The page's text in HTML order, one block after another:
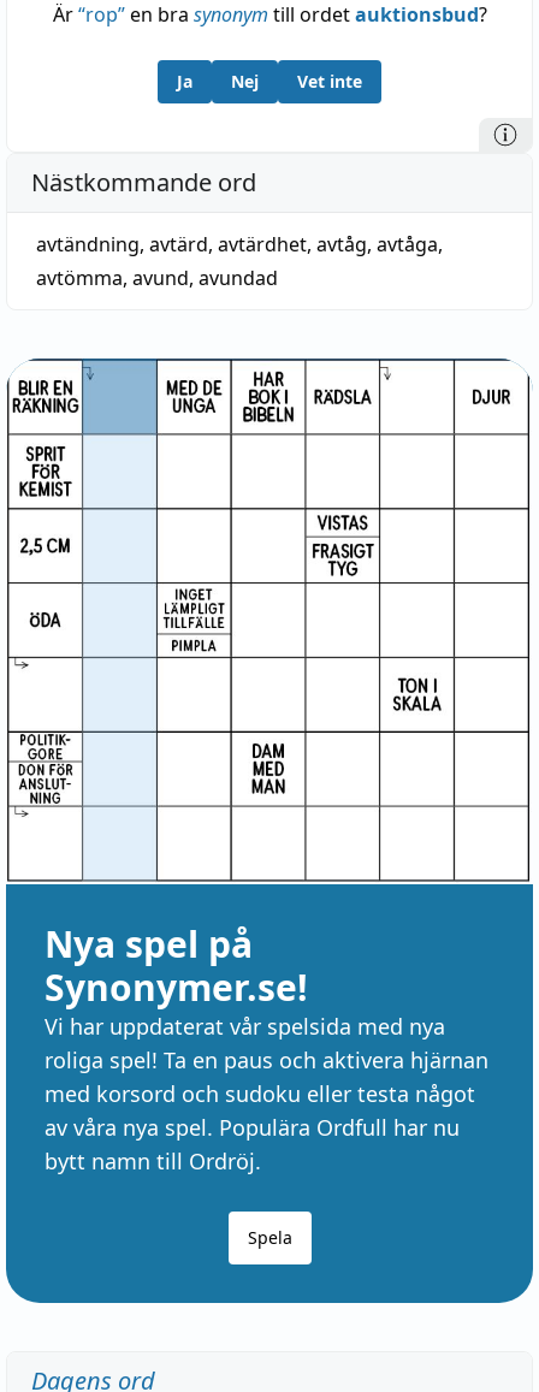
Är“rop”en bra synonym till ordetauktionsbud?
Ja Nej Vet inte
Nästkommande ord
avtändning, avtärd, avtärdhet, avtåg, avtåga,
avtömma, avund, avundad
Nya spel på
Synonymer.se!
Vi har uppdaterat vår spelsida med nya
roliga spel! Ta en paus och aktivera hjärnan
med korsord och sudoku eller testa något
av våra nya spel. Populära Ordfull har nu
bytt namn till Ordröj.
Spela
Dagens ord